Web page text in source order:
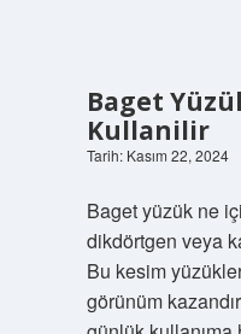
Baget
Kullanilir
Tarih: Kasım 22, 2024
Baget yüzük ne
dikdörtgen veya
Bu kesim
görünüm